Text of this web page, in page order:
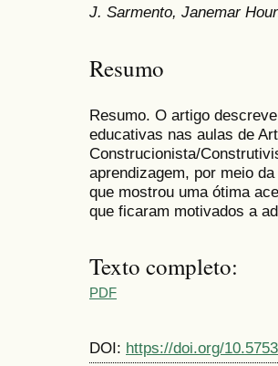
J. Sarmento, Janemar
Resumo
Resumo. O artigo
educativas nas aulas de
Construcionista/
aprendizagem, por meio
que mostrou uma ótima
que ficaram motivados a
Texto completo:
PDF
DOI: https://doi.org/